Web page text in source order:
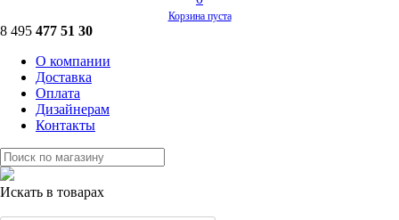
Корзина пуста
8 495 477 51 30
О компании
Доставка
Оплата
Дизайнерам
Контакты
Искать в товарах